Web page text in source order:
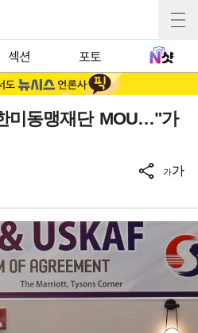
섹션 포토
미동맹재단 MOU…"가
가가